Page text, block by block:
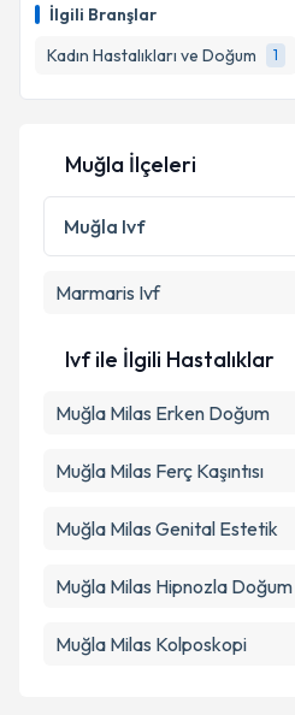
İlgili Branşlar
Kadın Hastalıkları ve Doğum
1
E-posta Adresiniz
Kişisel verilerimin
Metni'ni okudum ve
kapsamda işlenmesini
Muğla İlçeleri
Muğla Ivf
Marmaris Ivf
Ivf ile İlgili Hastalıklar
Muğla Milas Erken Doğum
Muğla Milas Ferç Kaşıntısı
Muğla Milas Genital Estetik
Muğla Milas Hipnozla Doğum
Muğla Milas Kolposkopi